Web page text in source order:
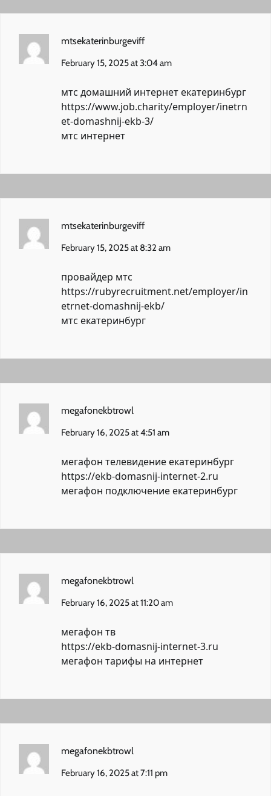
mtsekaterinburgeviff
February 15, 2025 at 3:04 am
мтс домашний интернет екатеринбург
https://www.job.charity/employer/inetrn
et-domashnij-ekb-3/
мтс интернет
mtsekaterinburgeviff
February 15, 2025 at 8:32 am
провайдер мтс
https://rubyrecruitment.net/employer/in
etrnet-domashnij-ekb/
мтс екатеринбург
megafonekbtrowl
February 16, 2025 at 4:51 am
мегафон телевидение екатеринбург
https://ekb-domasnij-internet-2.ru
мегафон подключение екатеринбург
megafonekbtrowl
February 16, 2025 at 11:20 am
мегафон тв
https://ekb-domasnij-internet-3.ru
мегафон тарифы на интернет
megafonekbtrowl
February 16, 2025 at 7:11 pm